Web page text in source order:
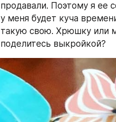
продавали. Поэтому я ее
у меня будет куча
такую свою. Хрюшку или
поделитесь выкройкой?